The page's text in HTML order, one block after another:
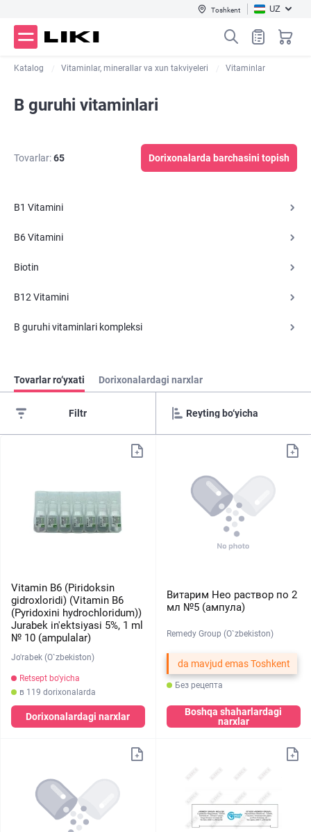
Toshkent UZ
Katalog Vitaminlar, minerallar va xun takviyeleri Vitaminlar
B guruhi vitaminlari
Tovarlar:65 Dorixonalarda barchasini topish
B1 Vitamini
B6 Vitamini
Biotin
B12 Vitamini
B guruhi vitaminlari kompleksi
Tovarlar ro‘yxati Dorixonalardagi narxlar
Filtr
Vitamin B6 (Piridoksin
gidroxloridi) (Vitamin B6
(Pyridoxini hydrochloridum))
Jurabek in'ektsiyasi 5%, 1 ml
№ 10 (ampulalar)
Jo'rabek (O`zbekiston)
Retsept bo'yicha
в 119 dorixonalarda
Dorixonalardagi narxlar
Витарим Нео раствор по 2
мл №5 (ампула)
Remedy Group (O`zbekiston)
da mavjud emas Toshkent
Без рецепта
Boshqa shaharlardagi
narxlar